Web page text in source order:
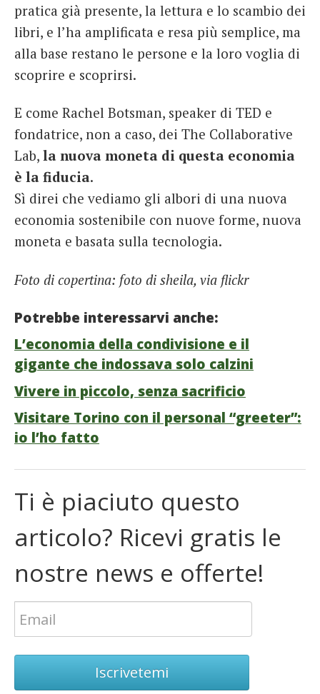
pratica già presente, la lettura e lo scambio dei
libri, e l’ha amplificata e resa più semplice, ma
alla base restano le persone e la loro voglia di
scoprire e scoprirsi.
E come Rachel Botsman, speaker di TED e
fondatrice, non a caso, dei The Collaborative
Lab, la nuova moneta di questa economia
è la fiducia.
Sì direi che vediamo gli albori di una nuova
economia sostenibile con nuove forme, nuova
moneta e basata sulla tecnologia.
Foto di copertina: foto di sheila, via flickr
Potrebbe interessarvi anche:
L’economia della condivisione e il
gigante che indossava solo calzini
Vivere in piccolo, senza sacrificio
Visitare Torino con il personal “greeter”:
io l’ho fatto
Ti è piaciuto questo
articolo? Ricevi gratis le
nostre news e offerte!
Iscrivetemi